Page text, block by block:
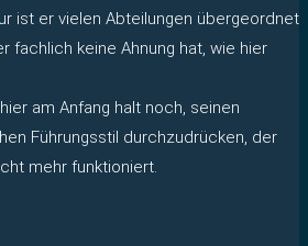
ist er vielen Abteilungen übergeordnet
fachlich keine Ahnung hat, wie hier
am Anfang halt noch, seinen
Führungsstil durchzudrücken, der
mehr funktioniert.